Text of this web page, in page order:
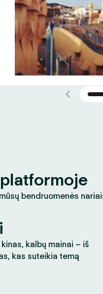
bendruomenės
kalbų mainai – iš
kas suteikia temą